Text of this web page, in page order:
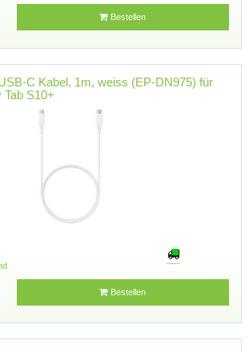
Bestellen
C Kabel, 1m, weiss (EP-DN975) für
S10+
Bestellen